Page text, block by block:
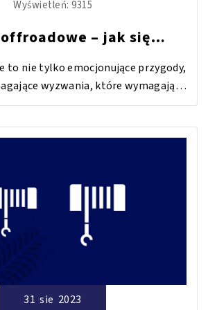
Wyświetleń: 9315
– jak się
przygotować?
to nie tylko emocjonujące przygody,
wyzwania, które wymagają
zarówno pojazdu, jak i
wskazówek, które pomogą Ci
31 sie 2023